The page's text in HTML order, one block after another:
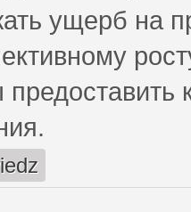
ущерб на